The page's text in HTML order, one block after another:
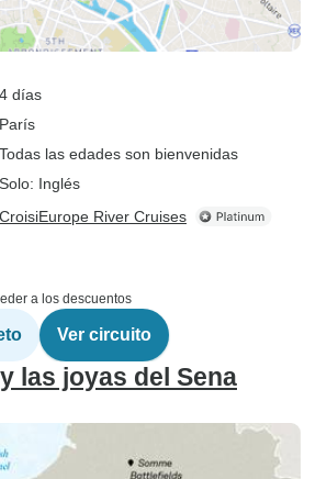
4 días
París
Todas las edades son bienvenidas
Solo: Inglés
CroisiEurope River Cruises
a los descuentos
Ver circuito
las joyas del Sena